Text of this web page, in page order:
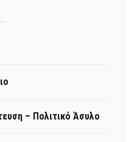
– Πολιτικό Άσυλο